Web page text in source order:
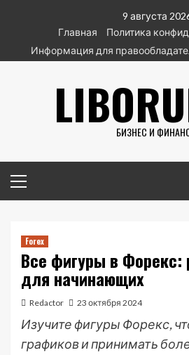
содержимому
9 августа
Главная
Политика
Информация для
БИЗНЕС И
меню
Forex
Все фигуры в Форекс:
для начинающих
Redactor 23 октября 2024
Изучите фигуры Форекс,
графиков и принимать